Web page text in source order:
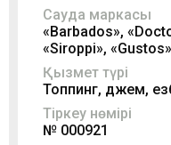
Сауда маркасы
«Barbados»,
«Siroppi», «Gustos»
Қызмет түрі
Топпинг, джем,
Тіркеу нөмірі
№ 000921